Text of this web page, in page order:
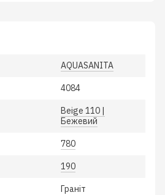
AQUASANITA
4084
Beige 110 |
Бежевий
780
190
Гранiт